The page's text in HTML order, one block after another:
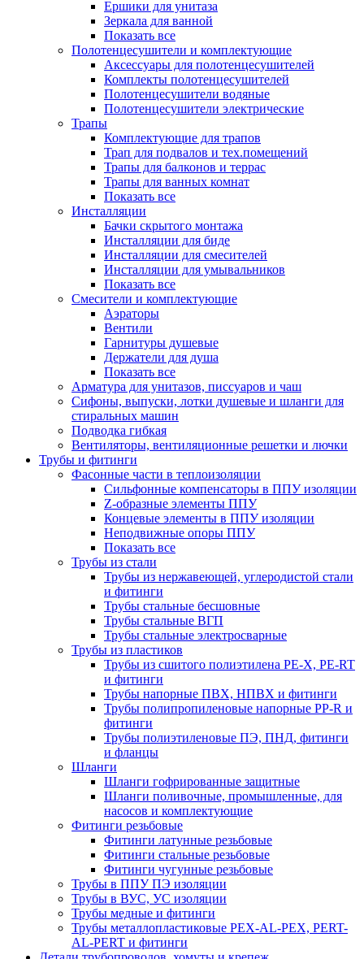
Ершики для унитаза
Зеркала для ванной
Показать все
Полотенцесушители и комплектующие
Аксессуары для полотенцесушителей
Комплекты полотенцесушителей
Полотенцесушители водяные
Полотенцесушители электрические
Трапы
Комплектующие для трапов
Трап для подвалов и тех.помещений
Трапы для балконов и террас
Трапы для ванных комнат
Показать все
Инсталляции
Бачки скрытого монтажа
Инсталляции для биде
Инсталляции для смесителей
Инсталляции для умывальников
Показать все
Смесители и комплектующие
Аэраторы
Вентили
Гарнитуры душевые
Держатели для душа
Показать все
Арматура для унитазов, писсуаров и чаш
Сифоны, выпуски, лотки душевые и шланги для
стиральных машин
Подводка гибкая
Вентиляторы, вентиляционные решетки и лючки
Трубы и фитинги
Фасонные части в теплоизоляции
Cильфонные компенсаторы в ППУ изоляции
Z-образные элементы ППУ
Концевые элементы в ППУ изоляции
Неподвижные опоры ППУ
Показать все
Трубы из стали
Трубы из нержавеющей, углеродистой стали
и фитинги
Трубы стальные бесшовные
Трубы стальные ВГП
Трубы стальные электросварные
Трубы из пластиков
Трубы из сшитого полиэтилена PE-X, PE-RT
и фитинги
Трубы напорные ПВХ, НПВХ и фитинги
Трубы полипропиленовые напорные PP-R и
фитинги
Трубы полиэтиленовые ПЭ, ПНД, фитинги
и фланцы
Шланги
Шланги гофрированные защитные
Шланги поливочные, промышленные, для
насосов и комплектующие
Фитинги резьбовые
Фитинги латунные резьбовые
Фитинги стальные резьбовые
Фитинги чугунные резьбовые
Трубы в ППУ ПЭ изоляции
Трубы в ВУС, УС изоляции
Трубы медные и фитинги
Трубы металлопластиковые PEX-AL-PEX, PERT-
AL-PERT и фитинги